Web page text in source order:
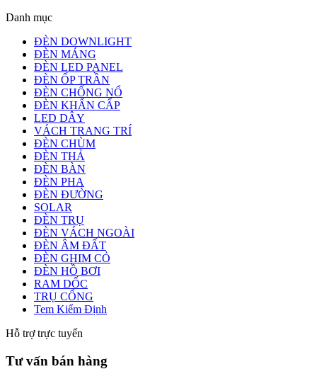
Danh mục
ĐÈN DOWNLIGHT
ĐÈN MÁNG
ĐÈN LED PANEL
ĐÈN ỐP TRẦN
ĐÈN CHỐNG NỔ
ĐÈN KHẨN CẤP
LED DÂY
VÁCH TRANG TRÍ
ĐÈN CHÙM
ĐÈN THẢ
ĐÈN BÀN
ĐÈN PHA
ĐÈN ĐƯỜNG
SOLAR
ĐÈN TRỤ
ĐÈN VÁCH NGOÀI
ĐÈN ÂM ĐẤT
ĐÈN GHIM CỎ
ĐÈN HỒ BƠI
RAM DỐC
TRỤ CỔNG
Tem Kiểm Định
Hỗ trợ trực tuyến
Tư vấn bán hàng